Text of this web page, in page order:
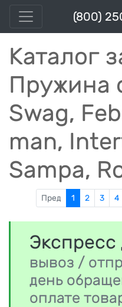
(800)
Каталог
Пружина
Swag,
man,
Sampa,
Пред 1 2 3 4
Экспресс
вывоз /
день
оплате